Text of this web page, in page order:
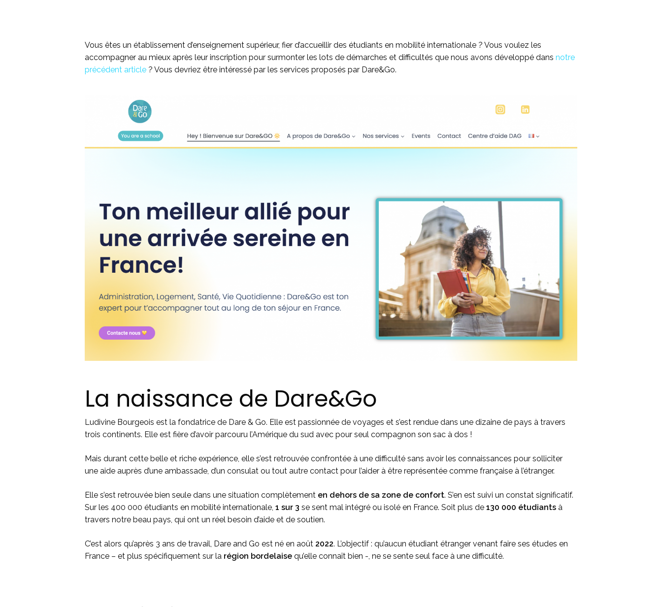
Vous êtes un établissement d’enseignement supérieur, fier d’accueillir des étudiants en mobilité internationale ? Vous voulez les
accompagner au mieux après leur inscription pour surmonter les lots de démarches et difficultés que nous avons développé dans notre
précédent article ? Vous devriez être intéressé par les services proposés par Dare&Go.
La naissance de Dare&Go
Ludivine Bourgeois est la fondatrice de Dare & Go. Elle est passionnée de voyages et s’est rendue dans une dizaine de pays à travers
trois continents. Elle est fière d’avoir parcouru l’Amérique du sud avec pour seul compagnon son sac à dos !
Mais durant cette belle et riche expérience, elle s’est retrouvée confrontée à une difficulté sans avoir les connaissances pour solliciter
une aide auprès d’une ambassade, d’un consulat ou tout autre contact pour l’aider à être représentée comme française à l’étranger.
Elle s’est retrouvée bien seule dans une situation complètement en dehors de sa zone de confort. S’en est suivi un constat significatif.
Sur les 400 000 étudiants en mobilité internationale, 1 sur 3 se sent mal intégré ou isolé en France. Soit plus de 130 000 étudiants à
travers notre beau pays, qui ont un réel besoin d’aide et de soutien.
C’est alors qu’après 3 ans de travail, Dare and Go est né en août 2022. L’objectif : qu’aucun étudiant étranger venant faire ses études en
France – et plus spécifiquement sur la région bordelaise qu’elle connaît bien -, ne se sente seul face à une difficulté.